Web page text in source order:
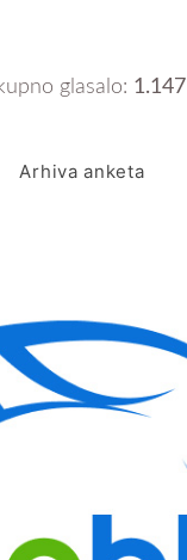
glasalo: 1.147
Arhiva anketa